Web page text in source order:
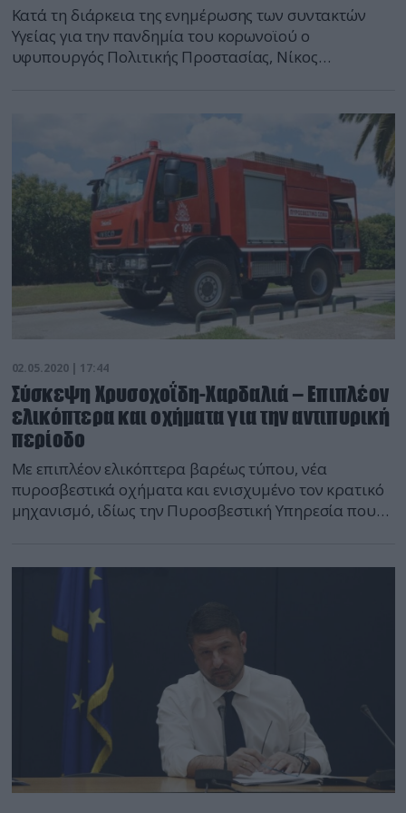
Κατά τη διάρκεια της ενημέρωσης των συντακτών
Υγείας για την πανδημία του κορωνοϊού ο
υφυπουργός Πολιτικής Προστασίας, Νίκος
Προστασίας, κατά την καθιερωμένη ενημέρωση για
τον κορωνοϊό, αναφέρθηκε στην αυριανή άρση των
μέτρων, υπογραμμίζοντας ότι το εγχείρημα […]
02.05.2020 | 17:44
Σύσκεψη Χρυσοχοΐδη-Χαρδαλιά – Επιπλέον
ελικόπτερα και οχήματα για την αντιπυρική
περίοδο
Με επιπλέον ελικόπτερα βαρέως τύπου, νέα
πυροσβεστικά οχήματα και ενισχυμένο τον κρατικό
μηχανισμό, ιδίως την Πυροσβεστική Υπηρεσία που
Παρασκευή 1η Μαΐου, η αντιπυρική περίοδος 2020.
το αντικείμενο σύσκεψης, που πραγματοποιήθηκε
σήμερα, Σάββατο 2 Μαΐου, υπό […]